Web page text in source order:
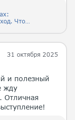
Что
31 октября 2025
и полезный
жду
Отличная